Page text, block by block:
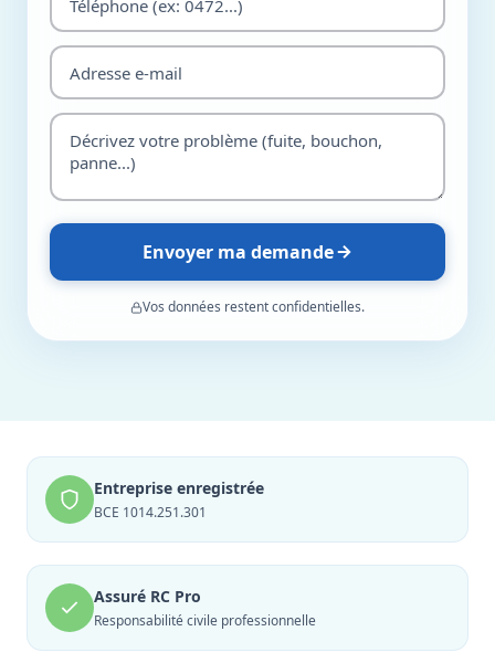
Envoyer ma demande
Vos données restent confidentielles.
Entreprise enregistrée
BCE 1014.251.301
Assuré RC Pro
Responsabilité civile professionnelle